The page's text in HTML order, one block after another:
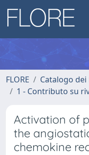
FLORE
Catalogo
1 - Contributo su
Activation of
the
chemokine